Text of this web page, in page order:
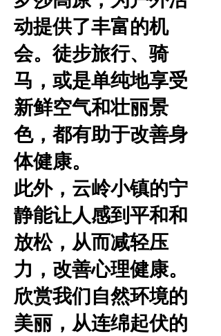
动提供了丰富的机
会。徒步旅行、骑
马，或是单纯地享受
新鲜空气和壮丽景
色，都有助于改善身
体健康。
此外，云岭小镇的宁
静能让人感到平和和
放松，从而减轻压
力，改善心理健康。
欣赏我们自然环境的
美丽，从连绵起伏的